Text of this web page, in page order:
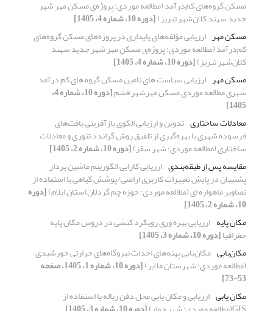
مسکن گروه‌های کم‌درآمد (مطالعه موردی: پروژه‌ی مسکن مهر شهر
جدید سهند کلان‌شهر تبریز)[دوره 10، شماره 4، 1405]
مسکن مهر ارزیابی مؤلفه‌های پایداری در پروژه‌های مسکن گروه‌های
کم‌درآمد (مطالعه موردی: پروژه‌ی مسکن مهر شهر جدید سهند
کلان‌شهر تبریز)[دوره 10، شماره 4، 1405]
مسکن مهر ارزیابی سیاست های تامین مسکن گروه های کم درآمد
شهری مطالعه موردی مسکن مهرشهر قشم [دوره 10، شماره 4،
1405]
معادلات ساختاری تدوین و ارزیابی الگوی بازآفرینی بافت‌های
فرسوده شهری با بهر‌ه‌گیری از تلفیق روش گراندد تئوری و معادلات
ساختاری (مطالعه موردی: شهر سقز)[دوره 10، شماره 2، 1405]
مقایسه پس از طبقه‌بندی ارزیابی کارایی الگوریتم ماشین بردار
پشتیبان در پایش تغییرات کاربری اراضی/پوشش گیاهی با استفاده از
تصاویر ماهواره ای (مطالعه موردی: حوزه چم گردلان استان ایلام)[دوره
10، شماره 2، 1405]
مکان پایه ارزیابی بهره وری رویکرد کنشی در دروس مکان پایه
جغرافیا[دوره 10، شماره 3، 1405]
مکان‌یابی مکان‌یابی پهنه‌های احداث نیروگاه‌های حرارتی خورشیدی
(مطالعه موردی: شهرستان ملایر) [دوره 10، شماره 1، 1405، صفحه
53-73]
مکان یابی ارزیابی و مکان یابی محل دفن زباله با استفاده از